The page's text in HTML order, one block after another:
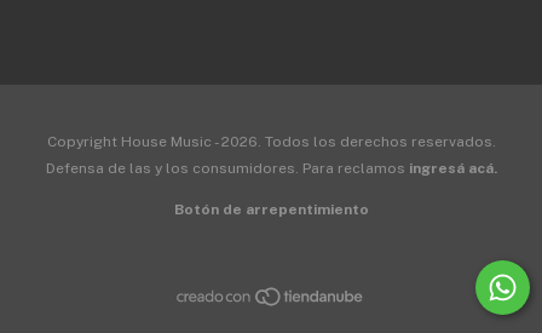
Copyright House Music - 2026. Todos los derechos reservados.
Defensa de las y los consumidores. Para reclamos ingresá acá.
Botón de arrepentimiento